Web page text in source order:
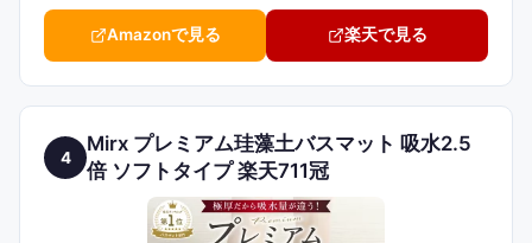
Amazonで見る 楽天で見る
4
Mirx プレミアム珪藻土バスマット 吸水2.5
倍 ソフトタイプ 楽天711冠